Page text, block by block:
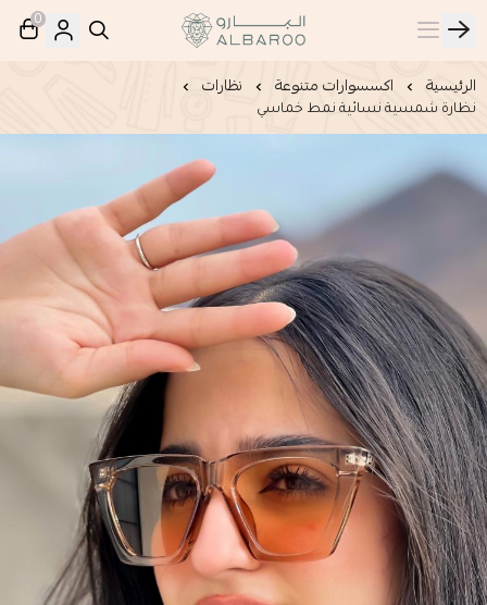
البارو | Albaroo
0
الرئيسية اكسسوارات متنوعة نظارات
نظارة شمسية نسائية نمط خماسي